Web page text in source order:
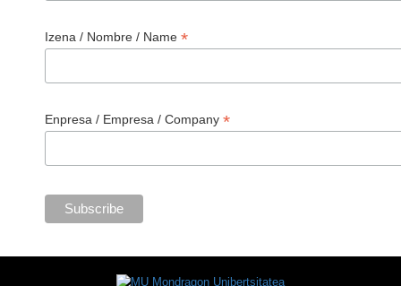
Izena / Nombre / Name *
Enpresa / Empresa / Company *